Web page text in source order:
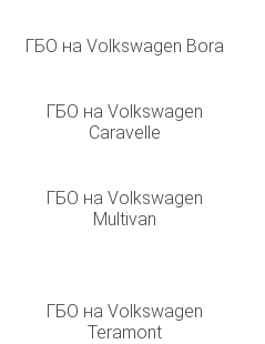
ГБО на Volkswagen Bora
ГБО на Volkswagen
Caravelle
ГБО на Volkswagen
Multivan
ГБО на Volkswagen
Teramont